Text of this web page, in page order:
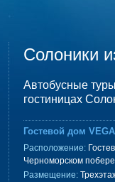
Солоники
Автобусные
гостиницах
Гостевой дом VEGA
Расположение:
Черноморском
Размещение: